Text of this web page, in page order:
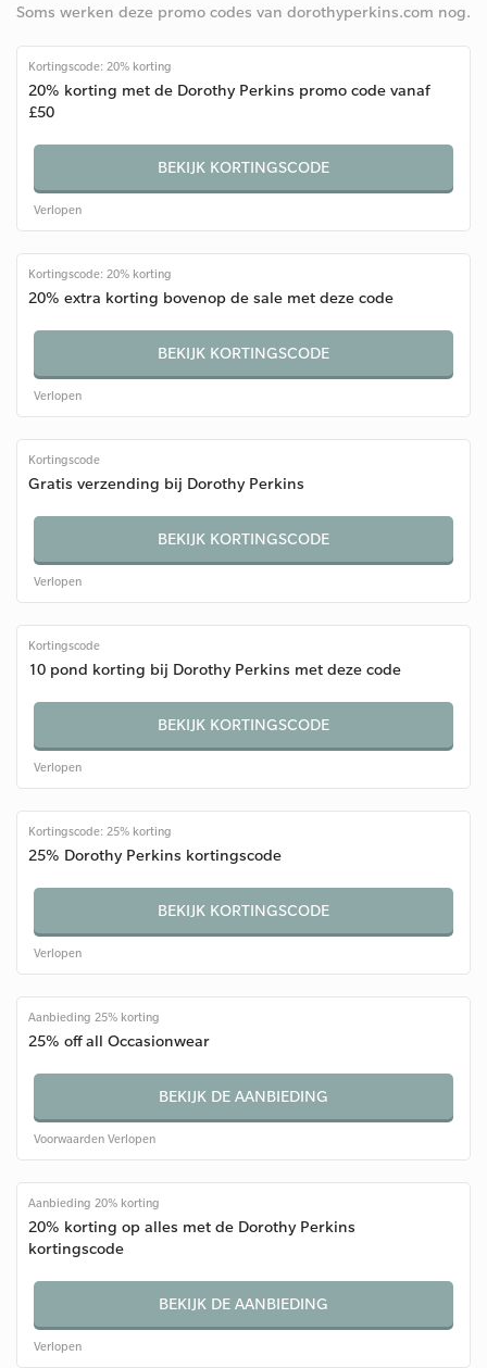
Soms werken deze promo codes van dorothyperkins.com nog.
Kortingscode: 20% korting
20% korting met de Dorothy Perkins promo code vanaf
£50
BEKIJK KORTINGSCODE
Verlopen
Kortingscode: 20% korting
20% extra korting bovenop de sale met deze code
BEKIJK KORTINGSCODE
Verlopen
Kortingscode
Gratis verzending bij Dorothy Perkins
BEKIJK KORTINGSCODE
Verlopen
Kortingscode
10 pond korting bij Dorothy Perkins met deze code
BEKIJK KORTINGSCODE
Verlopen
Kortingscode: 25% korting
25% Dorothy Perkins kortingscode
BEKIJK KORTINGSCODE
Verlopen
Aanbieding 25% korting
25% off all Occasionwear
BEKIJK DE AANBIEDING
Voorwaarden Verlopen
Aanbieding 20% korting
20% korting op alles met de Dorothy Perkins
kortingscode
BEKIJK DE AANBIEDING
Verlopen